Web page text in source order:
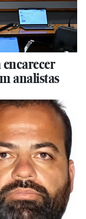
analistas